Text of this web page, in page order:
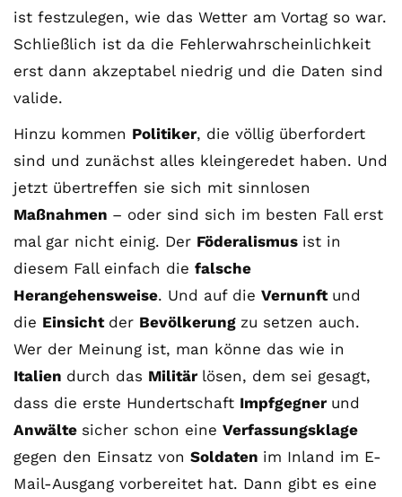
ist festzulegen, wie das Wetter am Vortag so war.
Schließlich ist da die Fehlerwahrscheinlichkeit
erst dann akzeptabel niedrig und die Daten sind
valide.
Hinzu kommen Politiker, die völlig überfordert
sind und zunächst alles kleingeredet haben. Und
jetzt übertreffen sie sich mit sinnlosen
Maßnahmen – oder sind sich im besten Fall erst
mal gar nicht einig. Der Föderalismus ist in
diesem Fall einfach die falsche
Herangehensweise. Und auf die Vernunft und
die Einsicht der Bevölkerung zu setzen auch.
Wer der Meinung ist, man könne das wie in
Italien durch das Militär lösen, dem sei gesagt,
dass die erste Hundertschaft Impfgegner und
Anwälte sicher schon eine Verfassungsklage
gegen den Einsatz von Soldaten im Inland im E-
Mail-Ausgang vorbereitet hat. Dann gibt es eine